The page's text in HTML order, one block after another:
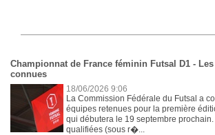
Championnat de France féminin Futsal D1 -
connues
18/06/2026 9:06
La Commission Fédérale du Futsal a
équipes retenues pour la première
qui débutera le 19 septembre
qualifiées (sous r�...